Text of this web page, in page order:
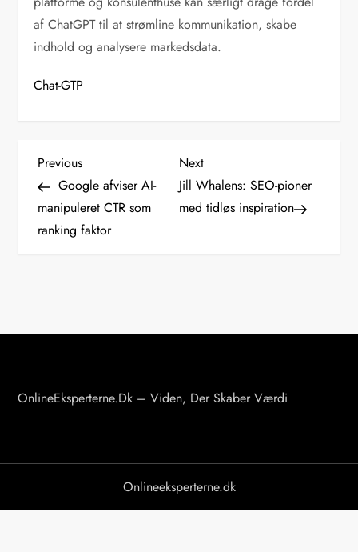
af ChatGPT til at strømline kommunikation, skabe
indhold og analysere markedsdata.
Chat-GTP
I
n
d
g
i
Previous
Post
Previous
Google afviser AI-
manipuleret CTR som
ranking faktor
Next
Post
Next
Jill Whalens: SEO-pioner
med tidløs inspiration
OnlineEksperterne.dk – Viden, Der Skaber Værdi
Onlineeksperterne.dk